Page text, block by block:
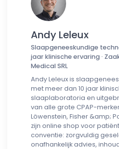
Andy Leleux
Slaapgeneeskundige
jaar klinische ervaring ·
Medical SRL
Andy Leleux is
met meer dan 10 jaar
slaaplaboratoria en
van alle grote CPAP-
Löwenstein, Fisher &amp;
zijn online shop voor
conventie: zorgvuldig
onafhankelijk advies,